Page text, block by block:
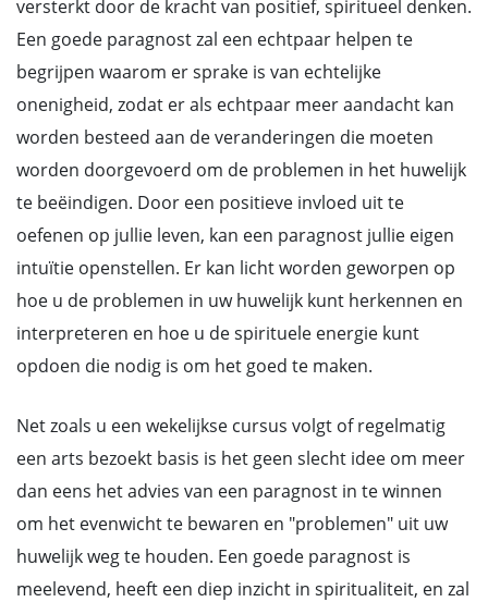
versterkt door de kracht van positief, spiritueel denken.
Een goede paragnost zal een echtpaar helpen te
begrijpen waarom er sprake is van echtelijke
onenigheid, zodat er als echtpaar meer aandacht kan
worden besteed aan de veranderingen die moeten
worden doorgevoerd om de problemen in het huwelijk
te beëindigen. Door een positieve invloed uit te
oefenen op jullie leven, kan een paragnost jullie eigen
intuïtie openstellen. Er kan licht worden geworpen op
hoe u de problemen in uw huwelijk kunt herkennen en
interpreteren en hoe u de spirituele energie kunt
opdoen die nodig is om het goed te maken.
Net zoals u een wekelijkse cursus volgt of regelmatig
een arts bezoekt basis is het geen slecht idee om meer
dan eens het advies van een paragnost in te winnen
om het evenwicht te bewaren en "problemen" uit uw
huwelijk weg te houden. Een goede paragnost is
meelevend, heeft een diep inzicht in spiritualiteit, en zal